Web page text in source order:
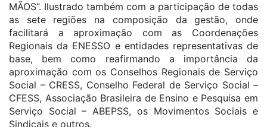
MÃOS”. Ilustrado também com a participação de todas
as sete regiões na composição da gestão, onde
facilitará a aproximação com as Coordenações
Regionais da ENESSO e entidades representativas de
base, bem como reafirmando a importância da
aproximação com os Conselhos Regionais de Serviço
Social – CRESS, Conselho Federal de Serviço Social –
CFESS, Associação Brasileira de Ensino e Pesquisa em
Serviço Social – ABEPSS, os Movimentos Sociais e
Sindicais e outros.